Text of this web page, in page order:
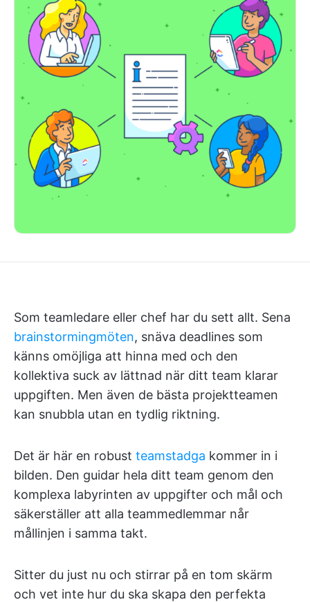
Som teamledare eller chef har du sett allt. Sena
brainstormingmöten, snäva deadlines som
känns omöjliga att hinna med och den
kollektiva suck av lättnad när ditt team klarar
uppgiften. Men även de bästa projektteamen
kan snubbla utan en tydlig riktning.
Det är här en robust teamstadga kommer in i
bilden. Den guidar hela ditt team genom den
komplexa labyrinten av uppgifter och mål och
säkerställer att alla teammedlemmar når
mållinjen i samma takt.
Sitter du just nu och stirrar på en tom skärm
och vet inte hur du ska skapa den perfekta